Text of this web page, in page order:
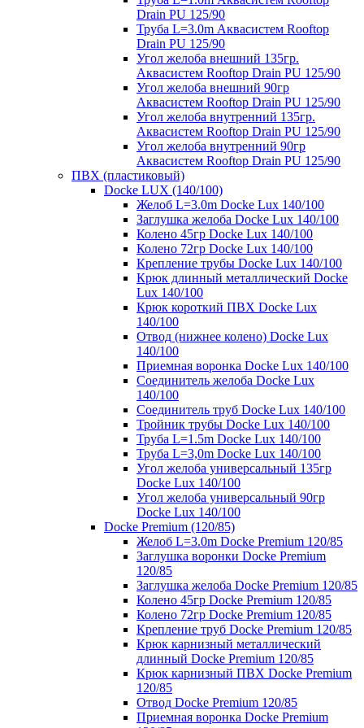
Drain PU 125/90
Труба L=3.0m Аквасистем Rooftop
Drain PU 125/90
Угол желоба внешний 135гр.
Аквасистем Rooftop Drain PU 125/90
Угол желоба внешний 90гр
Аквасистем Rooftop Drain PU 125/90
Угол желоба внутренний 135гр.
Аквасистем Rooftop Drain PU 125/90
Угол желоба внутренний 90гр
Аквасистем Rooftop Drain PU 125/90
ПВХ (пластиковый)
Docke LUX (140/100)
Желоб L=3.0m Docke Lux 140/100
Заглушка желоба Docke Lux 140/100
Колено 45гр Docke Lux 140/100
Колено 72гр Docke Lux 140/100
Крепление трубы Docke Lux 140/100
Крюк длинный металлический Docke
Lux 140/100
Крюк короткий ПВХ Docke Lux
140/100
Отвод (нижнее колено) Docke Lux
140/100
Приемная воронка Docke Lux 140/100
Соединитель желоба Docke Lux
140/100
Соединитель труб Docke Lux 140/100
Тройник трубы Docke Lux 140/100
Труба L=1.5m Docke Lux 140/100
Труба L=3,0m Docke Lux 140/100
Угол желоба универсальный 135гр
Docke Lux 140/100
Угол желоба универсальный 90гр
Docke Lux 140/100
Docke Premium (120/85)
Желоб L=3.0m Docke Premium 120/85
Заглушка воронки Docke Premium
120/85
Заглушка желоба Docke Premium 120/85
Колено 45гр Docke Premium 120/85
Колено 72гр Docke Premium 120/85
Крепление труб Docke Premium 120/85
Крюк карнизный металлический
длинный Docke Premium 120/85
Крюк карнизный ПВХ Docke Premium
120/85
Отвод Docke Premium 120/85
Приемная воронка Docke Premium